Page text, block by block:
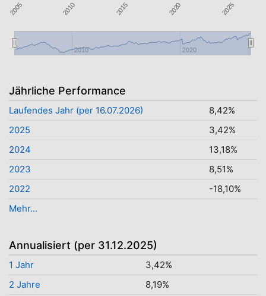
2005 2010 2015 2020 2025
2010 2020
Jährliche Performance
Laufendes Jahr (per 16.07.2026)
8,42%
2025
3,42%
2024
13,18%
2023
8,51%
2022
-18,10%
Mehr...
Annualisiert (per 31.12.2025)
1 Jahr
3,42%
2 Jahre
8,19%